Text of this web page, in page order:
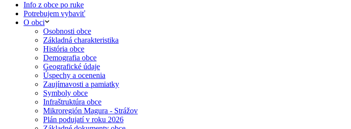
Info z obce po ruke
Potrebujem vybaviť
O obci
Osobnosti obce
Základná charakteristika
História obce
Demografia obce
Geografické údaje
Úspechy a ocenenia
Zaujímavosti a pamiatky
Symboly obce
Infraštruktúra obce
Mikroregión Magura - Strážov
Plán podujatí v roku 2026